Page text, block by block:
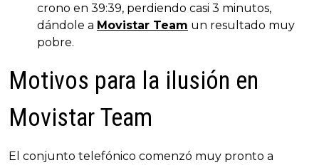
crono en 39:39, perdiendo casi 3 minutos,
dándole a Movistar Team un resultado muy
pobre.
Motivos para la ilusión en
Movistar Team
El conjunto telefónico comenzó muy pronto a